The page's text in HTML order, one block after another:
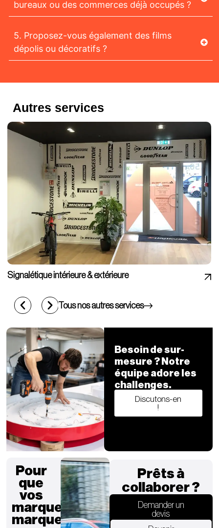
bureaux ou des commerces déjà occupés ?
5. Proposez-vous également des films
dépolis ou décoratifs ?
Autres services
Signalétique intérieure & extérieure
Tous nos autres services
Besoin de sur-
mesure ? Notre
équipe adore les
challenges.
Discutons-en
!
Pour
que
vos
marques
marquent.
Prêts à
collaborer ?
Demander un
devis